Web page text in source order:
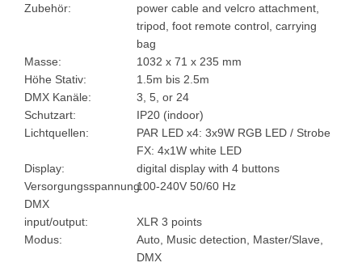
Zubehör:
power cable and velcro attachment,
tripod, foot remote control, carrying
bag
Masse:
1032 x 71 x 235 mm
Höhe Stativ:
1.5m bis 2.5m
DMX Kanäle:
3, 5, or 24
Schutzart:
IP20 (indoor)
Lichtquellen:
PAR LED x4: 3x9W RGB LED / Strobe
FX: 4x1W white LED
Display:
digital display with 4 buttons
Versorgungsspannung:100-240V 50/60 Hz
DMX
input/output:
XLR 3 points
Modus:
Auto, Music detection, Master/Slave,
DMX